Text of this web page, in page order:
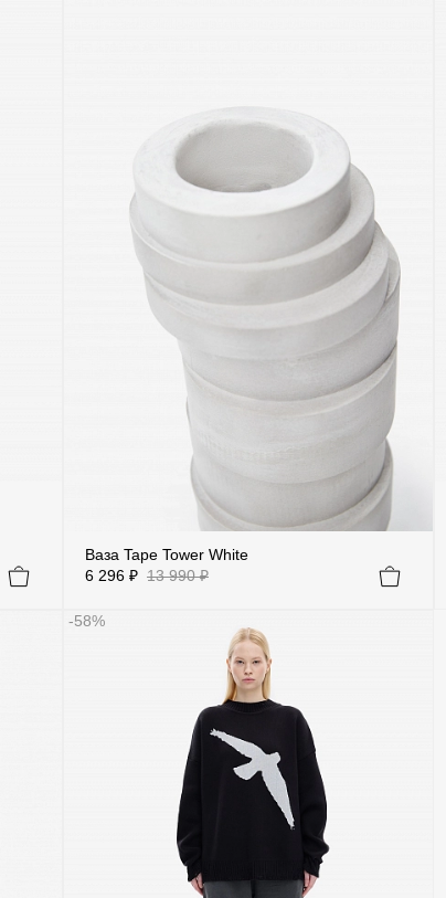
Ваза Tape Tower White
6 296 ₽ 13 990 ₽
-58%